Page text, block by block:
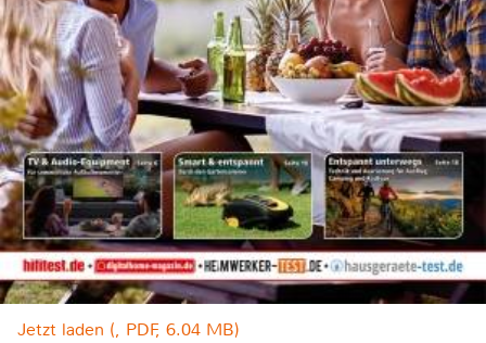
Jetzt laden (, PDF, 6.04 MB)